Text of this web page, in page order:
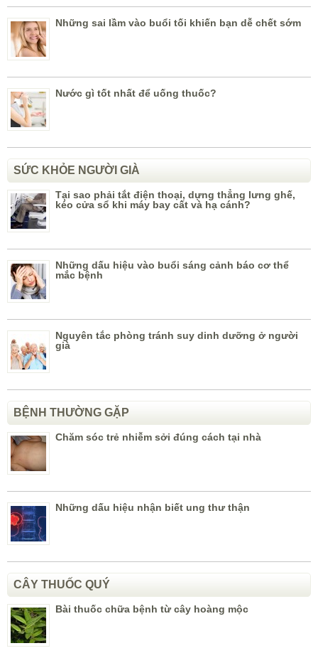
Những sai lầm vào buổi tối khiến bạn dễ chết sớm
Nước gì tốt nhất để uống thuốc?
SỨC KHỎE NGƯỜI GIÀ
Tại sao phải tắt điện thoại, dựng thẳng lưng ghế,
kéo cửa sổ khi máy bay cất và hạ cánh?
Những dấu hiệu vào buổi sáng cảnh báo cơ thể
mắc bệnh
Nguyên tắc phòng tránh suy dinh dưỡng ở người
già
BỆNH THƯỜNG GẶP
Chăm sóc trẻ nhiễm sởi đúng cách tại nhà
Những dấu hiệu nhận biết ung thư thận
CÂY THUỐC QUÝ
Bài thuốc chữa bệnh từ cây hoàng mộc